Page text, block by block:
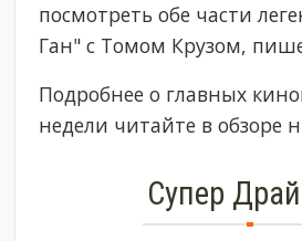
посмотреть обе части
Ган" с Томом Крузом,
Подробнее о главных
недели читайте в обзоре
Супер